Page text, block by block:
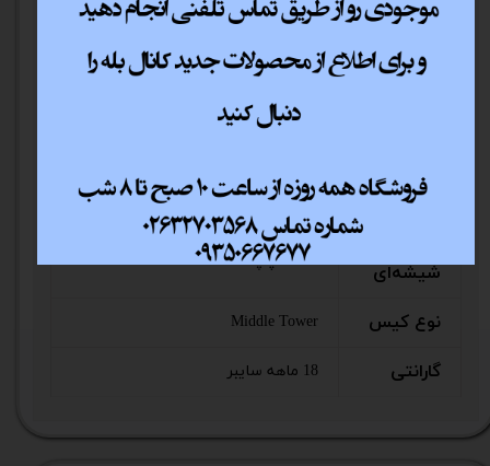
جلویی
جایگاه فن
در پنل
1 عدد 120 میلی متری
در قسمت
بالایی
شیشه‌ای
سمت چپ
نوع کیس Middle Tower
گارانتی 18 ماهه سایبر